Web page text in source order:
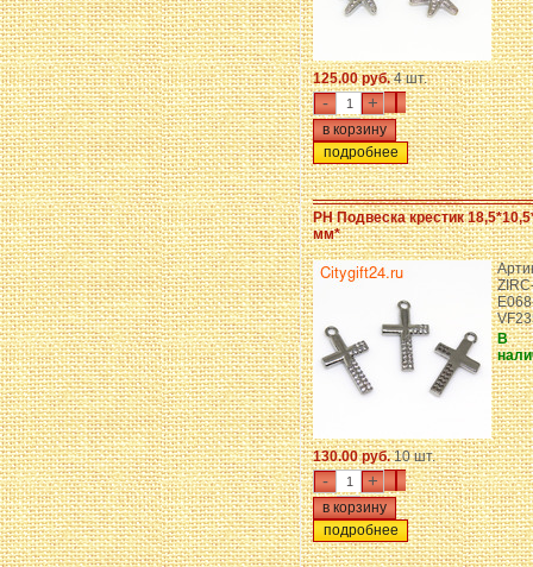
125.00 руб.4 шт.
- +
подробнее
PH Подвеска крестик
мм*
В
130.00 руб.10 шт.
- +
подробнее